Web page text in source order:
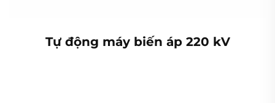
Tự động máy biến áp 220 kV